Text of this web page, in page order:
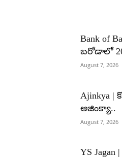
Bank of
బరోడాలో
August 7, 2026
Ajinkya |
అజింక్యా..
August 7, 2026
YS